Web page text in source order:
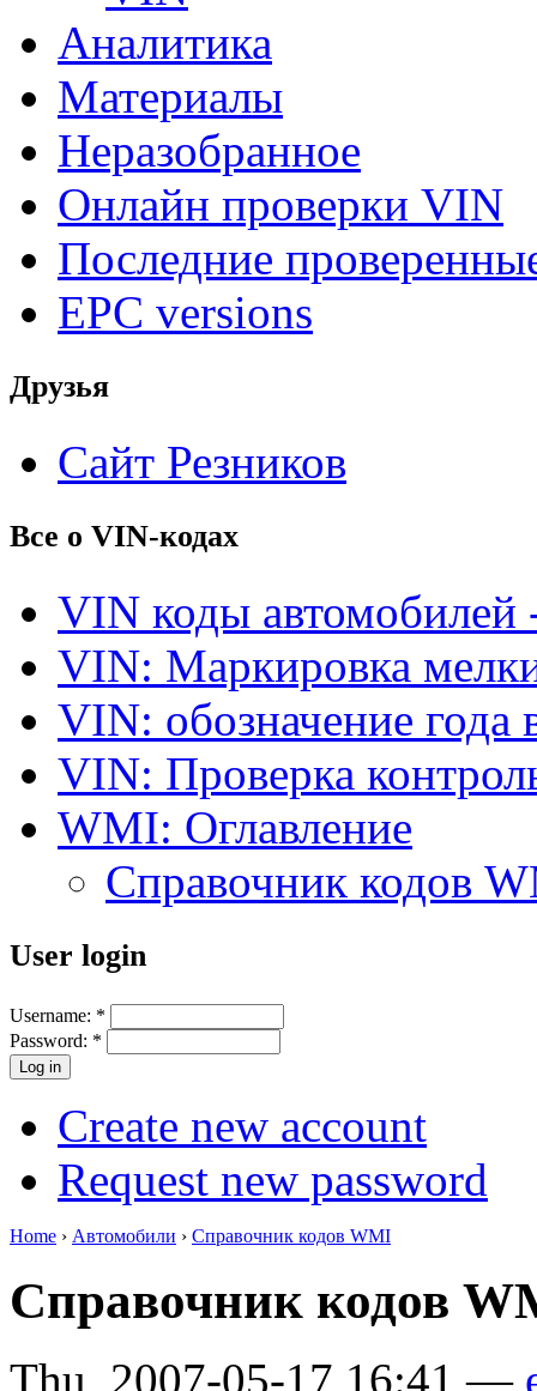
Аналитика
Материалы
Неразобранное
Онлайн проверки VIN
Последние
EPC versions
Друзья
Сайт Резников
Все о VIN-кодах
VIN коды автомобилей
VIN: Маркировка
VIN: обозначение года
VIN: Проверка
WMI: Оглавление
Справочник кодов
User login
Username: *
Password: *
Create new account
Request new password
Home › Автомобили › Справочник кодов WMI
Справочник кодов
Thu, 2007-05-17 16:41 —